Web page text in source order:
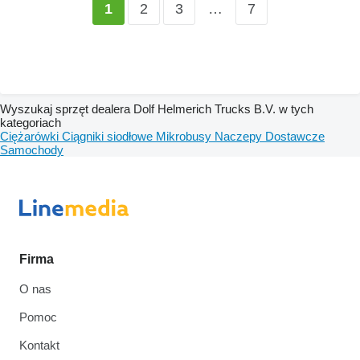
1 2 3 … 7
Wyszukaj sprzęt dealera Dolf Helmerich Trucks B.V. w tych
kategoriach
Ciężarówki Ciągniki siodłowe Mikrobusy Naczepy Dostawcze
Samochody
Firma
O nas
Pomoc
Kontakt